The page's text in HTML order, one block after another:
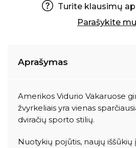
Turite klausimų
Parašykite
Aprašymas
Amerikos Vidurio Vakaruose
žvyrkeliais yra vienas
dviračių sporto stilių.
Nuotykių pojūtis, naujų iššūkių